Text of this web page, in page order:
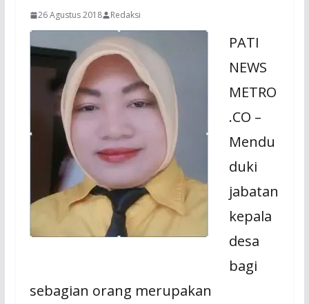
26 Agustus 2018 Redaksi
PATI
NEWS
METRO
.CO –
Mendu
duki
jabatan
kepala
desa
bagi
sebagian orang merupakan